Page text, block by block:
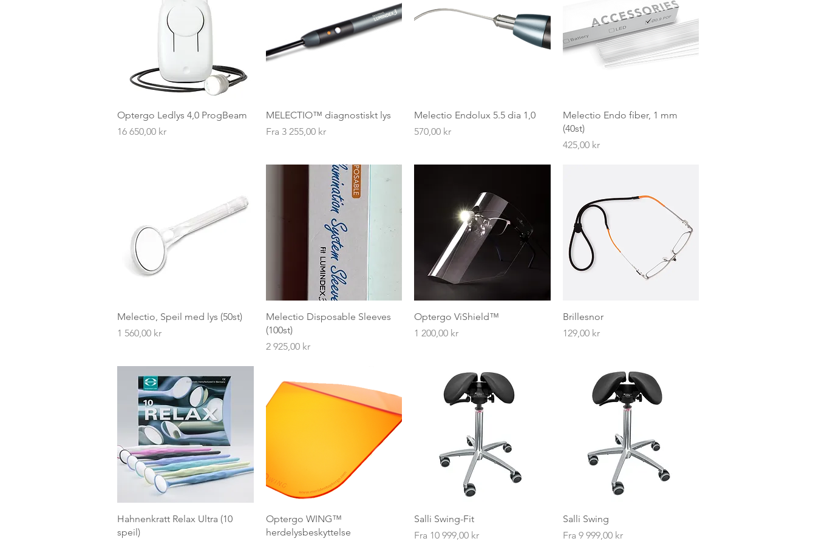
Hurtigvisning
Optergo Ledlys 4,0 ProgBeam
Pris
16 650,00 kr
Hurtigvisning
MELECTIO™ diagnostiskt lys
Fra 3 255,00 kr
Salgspris
Hurtigvisning
Melectio Endolux 5.5 dia 1,0
Pris
570,00 kr
Hurtigvisning
Melectio Endo fiber, 1 mm
(40st)
Pris
425,00 kr
Hurtigvisning
Melectio, Speil med lys (50st)
Pris
1 560,00 kr
Hurtigvisning
Melectio Disposable Sleeves
(100st)
Pris
2 925,00 kr
Hurtigvisning
Optergo ViShield™
Pris
1 200,00 kr
Brillesnor
Pris
129,00 kr
Hurtigvisning
Hahnenkratt Relax Ultra (10
speil)
Hurtigvisning
Optergo WING™
herdelysbeskyttelse
Hurtigvisning
Salli Swing-Fit
Fra 10 999,00 kr
Salgspris
Hurtigvisning
Salli Swing
Fra 9 999,00 kr
Salgspris